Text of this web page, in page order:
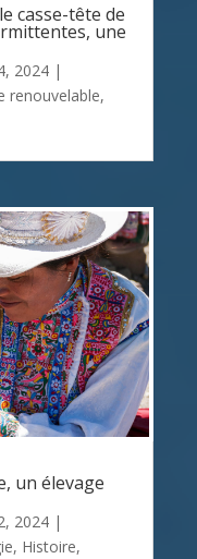
casse-tête de
une
2024 |
renouvelable,
un élevage
2024 |
, Histoire,